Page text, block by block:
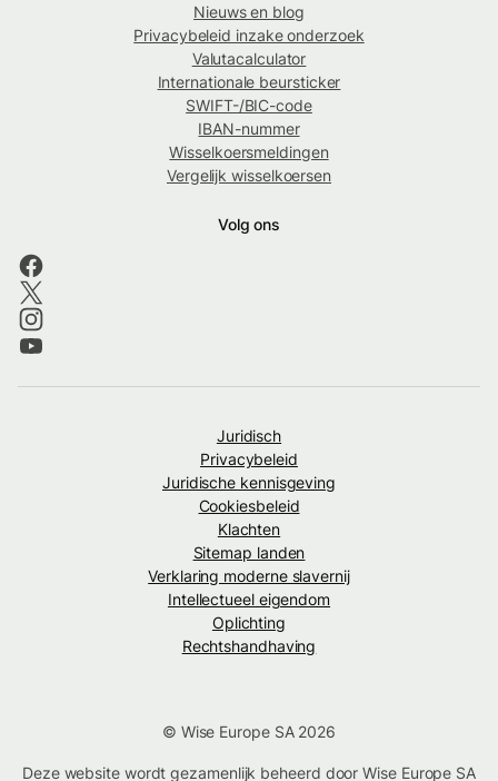
Nieuws en blog
Privacybeleid inzake onderzoek
Valutacalculator
Internationale beursticker
SWIFT-/BIC-code
IBAN-nummer
Wisselkoersmeldingen
Vergelijk wisselkoersen
Volg ons
Juridisch
Privacybeleid
Juridische kennisgeving
Cookiesbeleid
Klachten
Sitemap landen
Verklaring moderne slavernij
Intellectueel eigendom
Oplichting
Rechtshandhaving
© Wise Europe SA 2026
Deze website wordt gezamenlijk beheerd door Wise Europe SA